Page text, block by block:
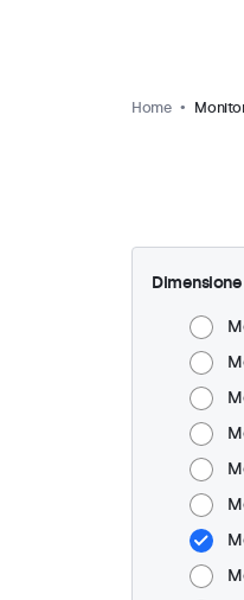
Home
Dimensione